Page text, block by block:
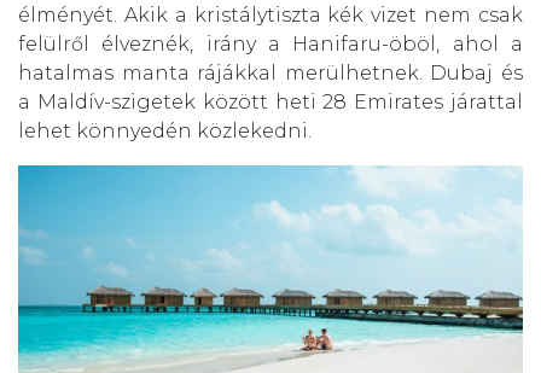
élményét. Akik a kristálytiszta kék vizet nem csak
felülről élveznék, irány a Hanifaru-öböl, ahol a
hatalmas manta rájákkal merülhetnek. Dubaj és
a Maldív-szigetek között heti 28 Emirates járattal
lehet könnyedén közlekedni.